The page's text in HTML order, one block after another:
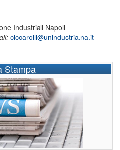
Industriali Napoli
ciccarelli@unindustria.na.it
Stampa